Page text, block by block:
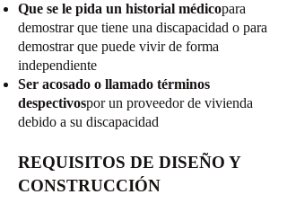
Que se le pida un historial médicopara
demostrar que tiene una discapacidad o para
demostrar que puede vivir de forma
independiente
Ser acosado o llamado términos
despectivospor un proveedor de vivienda
debido a su discapacidad
REQUISITOS DE DISEÑO Y
CONSTRUCCIÓN